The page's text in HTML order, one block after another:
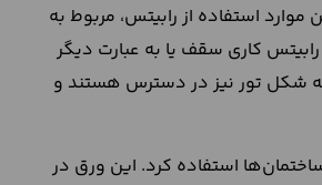
استفاده از رابیتس، مربوط به
کاری سقف یا به عبارت دیگر
شکل تور نیز در دسترس هستند و
استفاده کرد. این ورق در